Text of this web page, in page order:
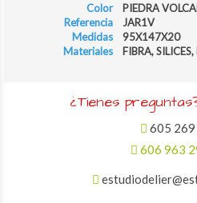
Color
PIEDRA
Referencia
JAR1V
Medidas
95X147X20
Materiales
FIBRA, SILICES,
¿Tienes
605
606 963